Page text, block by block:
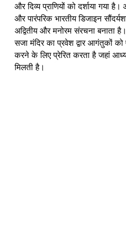
और दिव्य प्राणियों को दर्शाया गया
और पारंपरिक भारतीय डिजाइन
अद्वितीय और मनोरम संरचना बनाता
सजा मंदिर का प्रवेश द्वार आगंतुकों
करने के लिए प्रेरित करता है जहां
मिलती है।